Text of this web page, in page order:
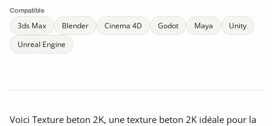
Compatible
3ds Max Blender Cinema 4D Godot Maya
Unity
Unreal Engine
Voici Texture beton 2K, une texture beton 2K idéale pour la